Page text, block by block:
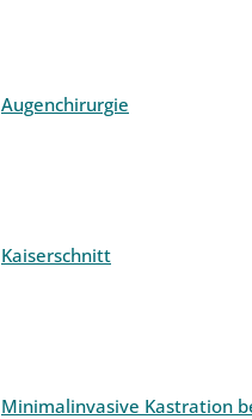
Augenchirurgie
Kaiserschnitt
Minimalinvasive Kastration